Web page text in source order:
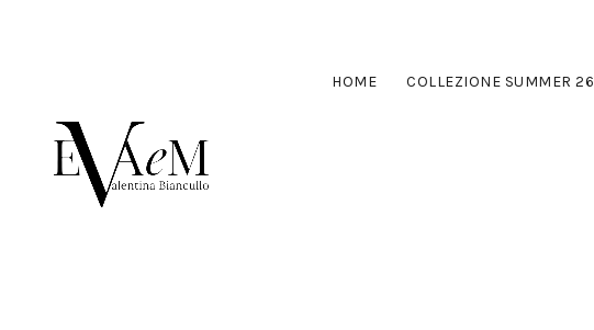
HOME COLLEZIONE SUMMER 26